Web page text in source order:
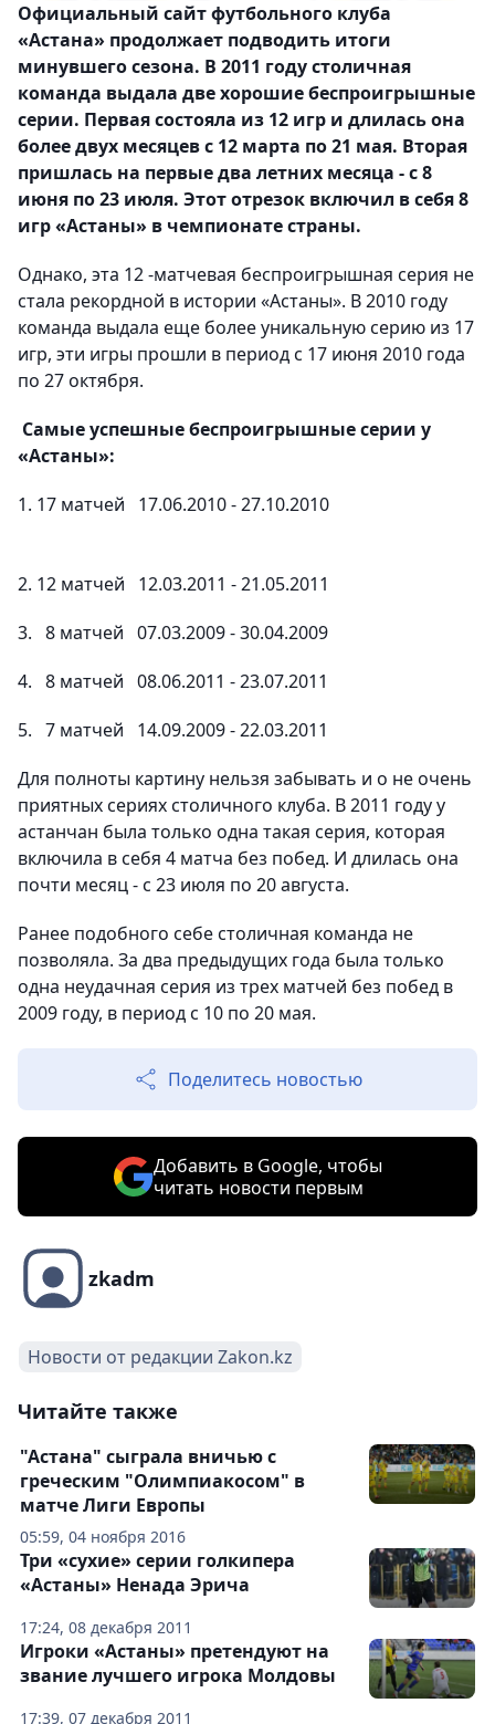
Официальный сайт футбольного клуба
«Астана» продолжает подводить итоги
минувшего сезона. В 2011 году столичная
команда выдала две хорошие беспроигрышные
серии. Первая состояла из 12 игр и длилась она
более двух месяцев с 12 марта по 21 мая. Вторая
пришлась на первые два летних месяца - с 8
июня по 23 июля. Этот отрезок включил в себя 8
игр «Астаны» в чемпионате страны.
Однако, эта 12 -матчевая беспроигрышная серия не
стала рекордной в истории «Астаны». В 2010 году
команда выдала еще более уникальную серию из 17
игр, эти игры прошли в период с 17 июня 2010 года
по 27 октября.
Самые успешные беспроигрышные серии у
«Астаны»:
1. 17 матчей 17.06.2010 - 27.10.2010
2. 12 матчей 12.03.2011 - 21.05.2011
3. 8 матчей 07.03.2009 - 30.04.2009
4. 8 матчей 08.06.2011 - 23.07.2011
5. 7 матчей 14.09.2009 - 22.03.2011
Для полноты картину нельзя забывать и о не очень
приятных сериях столичного клуба. В 2011 году у
астанчан была только одна такая серия, которая
включила в себя 4 матча без побед. И длилась она
почти месяц - с 23 июля по 20 августа.
Ранее подобного себе столичная команда не
позволяла. За два предыдущих года была только
одна неудачная серия из трех матчей без побед в
2009 году, в период с 10 по 20 мая.
Поделитесь новостью
Добавить в Google, чтобы
читать новости первым
zkadm
Новости от редакции Zakon.kz
Читайте также
05:59, 04 ноября 2016
"Астана" сыграла вничью с
греческим "Олимпиакосом" в
матче Лиги Европы
17:24, 08 декабря 2011
Три «сухие» серии голкипера
«Астаны» Ненада Эрича
17:39, 07 декабря 2011
Игроки «Астаны» претендуют на
звание лучшего игрока Молдовы